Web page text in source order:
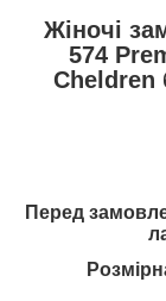
Жіночі
574
Cheldren
Перед